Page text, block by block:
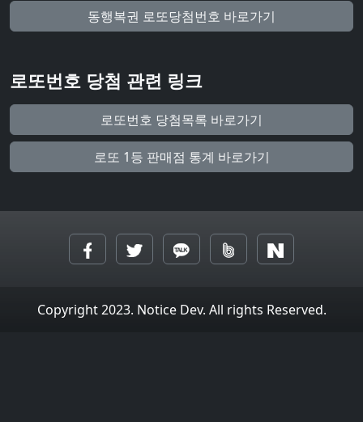
동행복권 로또당첨번호 바로가기
로또번호 당첨 관련 링크
로또번호 당첨목록 바로가기
로또 1등 판매점 통계 바로가기
Copyright 2023. Notice Dev. All rights Reserved.